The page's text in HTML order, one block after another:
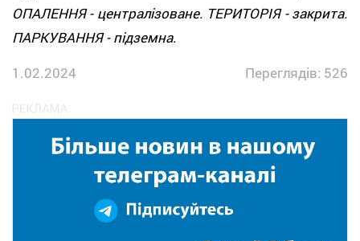
ОПАЛЕННЯ - централізоване. ТЕРИТОРІЯ - закрита.
ПАРКУВАННЯ - підземна.
1.02.2024
Переглядів: 526